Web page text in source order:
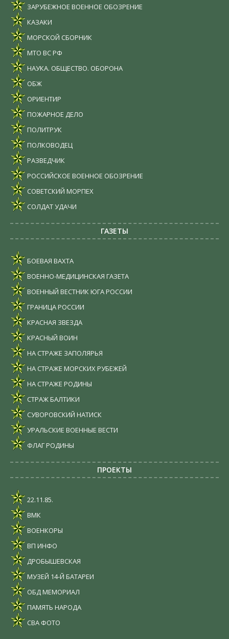
ЗАРУБЕЖНОЕ ВОЕННОЕ ОБОЗРЕНИЕ
КАЗАКИ
МОРСКОЙ СБОРНИК
МТО ВС РФ
НАУКА. ОБЩЕСТВО. ОБОРОНА
ОБЖ
ОРИЕНТИР
ПОЖАРНОЕ ДЕЛО
ПОЛИТРУК
ПОЛКОВОДЕЦ
РАЗВЕДЧИК
РОССИЙСКОЕ ВОЕННОЕ ОБОЗРЕНИЕ
СОВЕТСКИЙ МОРПЕХ
СОЛДАТ УДАЧИ
ГАЗЕТЫ
БОЕВАЯ ВАХТА
ВОЕННО-МЕДИЦИНСКАЯ ГАЗЕТА
ВОЕННЫЙ ВЕСТНИК ЮГА РОССИИ
ГРАНИЦА РОССИИ
КРАСНАЯ ЗВЕЗДА
КРАСНЫЙ ВОИН
НА СТРАЖЕ ЗАПОЛЯРЬЯ
НА СТРАЖЕ МОРСКИХ РУБЕЖЕЙ
НА СТРАЖЕ РОДИНЫ
СТРАЖ БАЛТИКИ
СУВОРОВСКИЙ НАТИСК
УРАЛЬСКИЕ ВОЕННЫЕ ВЕСТИ
ФЛАГ РОДИНЫ
ПРОЕКТЫ
22.11.85.
ВМК
ВОЕНКОРЫ
ВП ИНФО
ДРОБЫШЕВСКАЯ
МУЗЕЙ 14-Й БАТАРЕИ
ОБД МЕМОРИАЛ
ПАМЯТЬ НАРОДА
СВА ФОТО